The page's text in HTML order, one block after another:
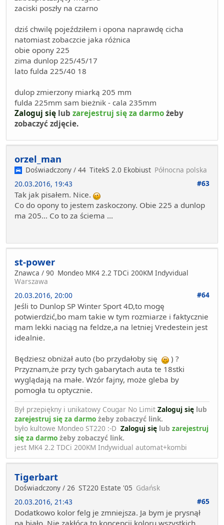
zaciski poszły na czarno
dziś chwilę pojeździłem i opona naprawdę cicha
natomiast zobaczcie jaka różnica
obie opony 225
zima dunlop 225/45/17
lato fulda 225/40 18
dulop zmierzony miarką 205 mm
fulda 225mm sam bieżnik - cala 235mm
Zaloguj się lub zarejestruj się za darmo żeby
zobaczyć zdjęcie.
orzel_man
Doświadczony / 44 TitekS 2.0 Ekobiust Północna polska
20.03.2016, 19:43
#63
Tak jak pisałem. Nice.
Co do opony to jestem zaskoczony. Obie 225 a dunlop
ma 205... Co to za ściema ...
st-power
Znawca / 90 Mondeo MK4 2.2 TDCi 200KM Indyvidual
Warszawa
20.03.2016, 20:00
#64
Jeśli to Dunlop SP Winter Sport 4D,to mogę
potwierdzić,bo mam takie w tym rozmiarze i faktycznie
mam lekki naciąg na feldze,a na letniej Vredestein jest
idealnie.
Będziesz obniżał auto (bo przydałoby się
) ?
Przyznam,że przy tych gabarytach auta te 18stki
wyglądają na małe. Wzór fajny, może gleba by
pomogła tu optycznie.
Był przepiękny i unikatowy Cougar No Limit Zaloguj się lub
zarejestruj się za darmo żeby zobaczyć link.
było kultowe Mondeo ST220 :-D Zaloguj się lub zarejestruj
się za darmo żeby zobaczyć link.
jest MK4 2.2 TDCi 200KM Indywidual automat+kombi
Tigerbart
Doświadczony / 26 ST220 Estate '05 Gdańsk
20.03.2016, 21:43
#65
Dodatkowo kolor felg je zmniejsza. Ja bym je prysnął